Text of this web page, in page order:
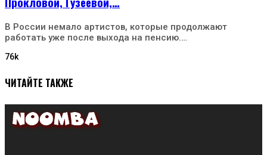
В России немало артистов, которые продолжают
работать уже после выхода на пенсию.…
76k
ЧИТАЙТЕ ТАКЖЕ